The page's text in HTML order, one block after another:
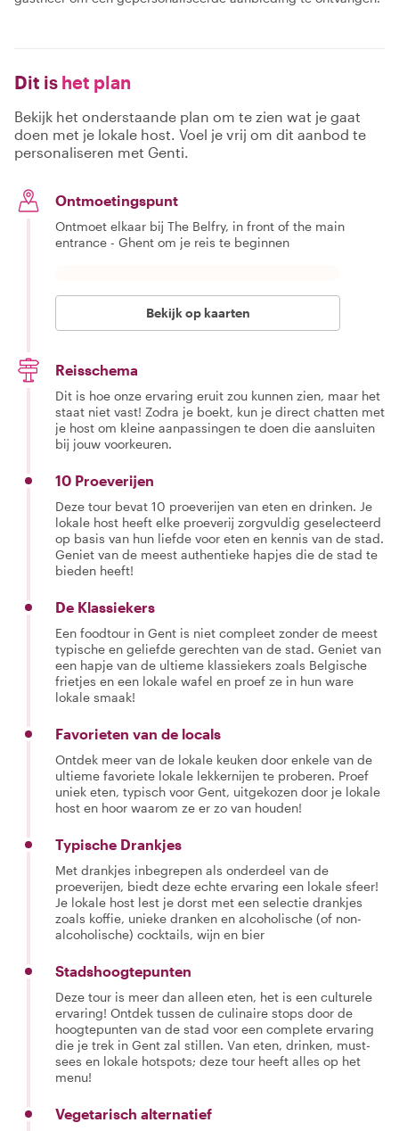
Dit is het plan
Bekijk het onderstaande plan om te zien wat je gaat
doen met je lokale host. Voel je vrij om dit aanbod te
personaliseren met Genti.
Ontmoetingspunt
Ontmoet elkaar bij The Belfry, in front of the main
entrance - Ghent om je reis te beginnen
Bekijk op kaarten
Reisschema
Dit is hoe onze ervaring eruit zou kunnen zien, maar het
staat niet vast! Zodra je boekt, kun je direct chatten met
je host om kleine aanpassingen te doen die aansluiten
bij jouw voorkeuren.
10 Proeverijen
Deze tour bevat 10 proeverijen van eten en drinken. Je
lokale host heeft elke proeverij zorgvuldig geselecteerd
op basis van hun liefde voor eten en kennis van de stad.
Geniet van de meest authentieke hapjes die de stad te
bieden heeft!
De Klassiekers
Een foodtour in Gent is niet compleet zonder de meest
typische en geliefde gerechten van de stad. Geniet van
een hapje van de ultieme klassiekers zoals Belgische
frietjes en een lokale wafel en proef ze in hun ware
lokale smaak!
Favorieten van de locals
Ontdek meer van de lokale keuken door enkele van de
ultieme favoriete lokale lekkernijen te proberen. Proef
uniek eten, typisch voor Gent, uitgekozen door je lokale
host en hoor waarom ze er zo van houden!
Typische Drankjes
Met drankjes inbegrepen als onderdeel van de
proeverijen, biedt deze echte ervaring een lokale sfeer!
Je lokale host lest je dorst met een selectie drankjes
zoals koffie, unieke dranken en alcoholische (of non-
alcoholische) cocktails, wijn en bier
Stadshoogtepunten
Deze tour is meer dan alleen eten, het is een culturele
ervaring! Ontdek tussen de culinaire stops door de
hoogtepunten van de stad voor een complete ervaring
die je trek in Gent zal stillen. Van eten, drinken, must-
sees en lokale hotspots; deze tour heeft alles op het
menu!
Vegetarisch alternatief